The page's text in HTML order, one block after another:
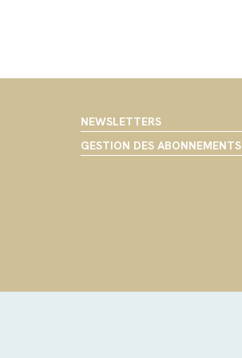
NEWSLETTERS
GESTION DES ABONNEMENTS